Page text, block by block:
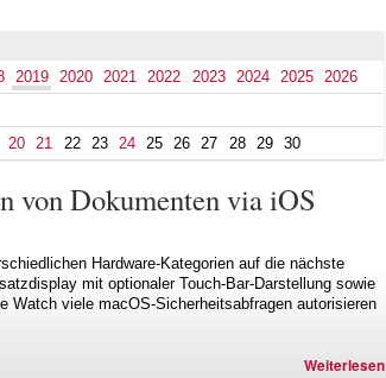
2019 2020 2021 2022 2023 2024 2025
2026
20 21 22 23 24 25 26 27 28 29 30
von Dokumenten via iOS
Hardware-Kategorien auf die nächste
mit optionaler Touch-Bar-Darstellung sowie
Watch viele macOS-Sicherheitsabfragen autorisieren
Weiterlesen